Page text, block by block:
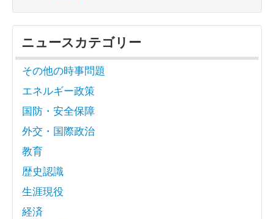
ニュースカテゴリー
その他の時事問題
エネルギー政策
国防・安全保障
外交・国際政治
教育
歴史認識
生涯現役
経済